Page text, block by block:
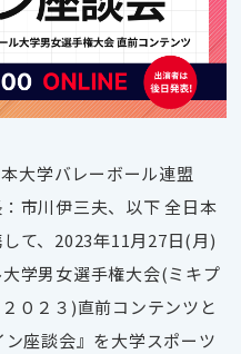
大学バレーボール連盟
市川伊三夫、以下 全日本
て、2023年11月27日(月)
学男女選手権大会(ミキプ
０２３)直前コンテンツと
座談会』を大学スポーツ